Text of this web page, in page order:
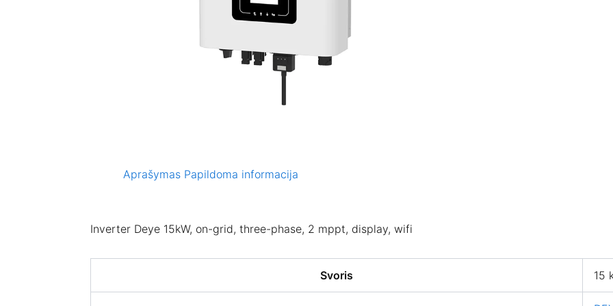
Aprašymas Papildoma informacija
Inverter Deye 15kW, on-grid, three-phase, 2 mppt, display, wifi
Svoris 15